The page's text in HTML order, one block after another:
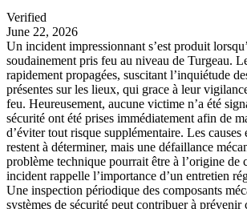
Verified
June 22, 2026
Un incident impressionnant s’est produit
soudainement pris feu au niveau de Turgeau.
rapidement propagées, suscitant l’inquiétude
présentes sur les lieux, qui grace à leur
feu. Heureusement, aucune victime n’a été
sécurité ont été prises immédiatement afin de
d’éviter tout risque supplémentaire. Les causes
restent à déterminer, mais une défaillance
problème technique pourrait être à l’origine de
incident rappelle l’importance d’un entretien
Une inspection périodique des composants
systèmes de sécurité peut contribuer à prévenir